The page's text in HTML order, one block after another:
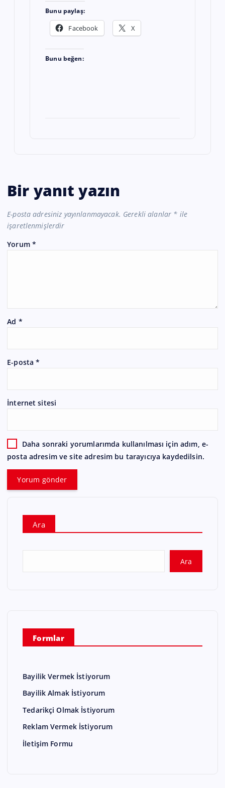
Bunu paylaş:
Facebook X
Bunu beğen:
Bir yanıt yazın
E-posta adresiniz yayınlanmayacak. Gerekli alanlar * ile
işaretlenmişlerdir
Yorum *
Ad *
E-posta*
İnternet sitesi
Daha sonraki yorumlarımda kullanılması için adım, e-
posta adresim ve site adresim bu tarayıcıya kaydedilsin.
Ara
Ara
Formlar
Bayilik Vermek İstiyorum
Bayilik Almak İstiyorum
Tedarikçi Olmak İstiyorum
Reklam Vermek İstiyorum
İletişim Formu